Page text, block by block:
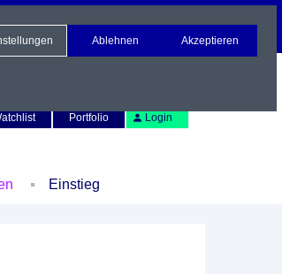
Portfolio Login
Einstieg
Ablehnen Akzeptieren